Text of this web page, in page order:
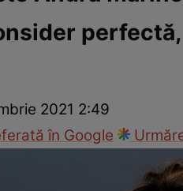
Click!Paparazzii Click!
2021 2:49
în Google